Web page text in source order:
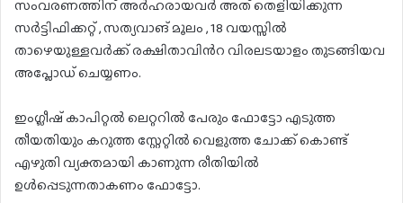
സംവരണത്തിന് അർഹരായവർ അത് തെളിയിക്കുന്ന
സർട്ടിഫിക്കറ്റ് , സത്യവാങ് മൂലം , 18 വയസ്സിൽ
താഴെയുള്ളവർക്ക് രക്ഷിതാവിൻറ വിരലടയാളം തുടങ്ങിയവ
അപ്ലോഡ് ചെയ്യണം.
ഇംഗ്ലീഷ് കാപിറ്റൽ ലെറ്ററിൽ പേരും ഫോട്ടോ എടുത്ത
തീയതിയും കറുത്ത സ്റ്റേറ്റിൽ വെളുത്ത ചോക്ക് കൊണ്ട്
എഴുതി വ്യക്തമായി കാണുന്ന രീതിയിൽ
ഉൾപ്പെടുന്നതാകണം ഫോട്ടോ.